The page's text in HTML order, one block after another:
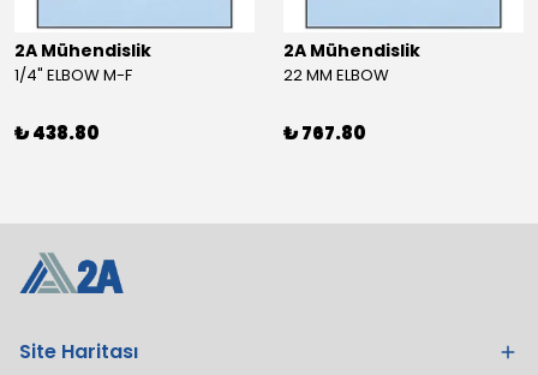
2A Mühendislik
1/4" ELBOW M-F
₺ 438.80
2A Mühendislik
22 MM ELBOW
₺ 767.80
Site Haritası